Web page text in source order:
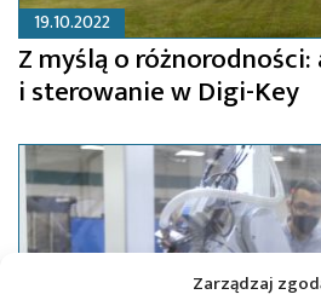
Zarządzaj
19.10.2022
Z myślą o
i sterowanie w Digi-Key